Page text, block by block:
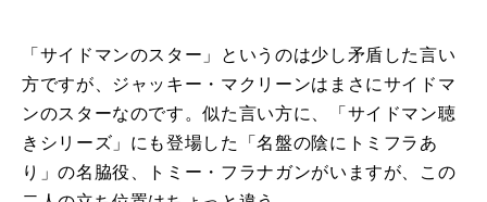
「サイドマンのスター」というのは少し矛盾した言い
方ですが、ジャッキー・マクリーンはまさにサイドマ
ンのスターなのです。似た言い方に、「サイドマン聴
きシリーズ」にも登場した「名盤の陰にトミフラあ
り」の名脇役、トミー・フラナガンがいますが、この